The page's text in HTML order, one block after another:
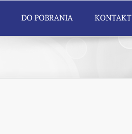
DO POBRANIA KONTAKT